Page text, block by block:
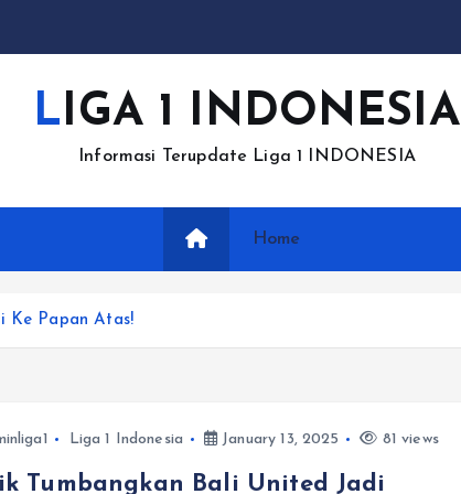
LIGA 1 INDONESIA
Informasi Terupdate Liga 1 INDONESIA
Home
Ke Papan Atas!
Liga 1 Indonesia January 13, 2025 81 views
Tumbangkan Bali United Jadi